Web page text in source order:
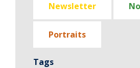
Newsletter
Portraits
Tags